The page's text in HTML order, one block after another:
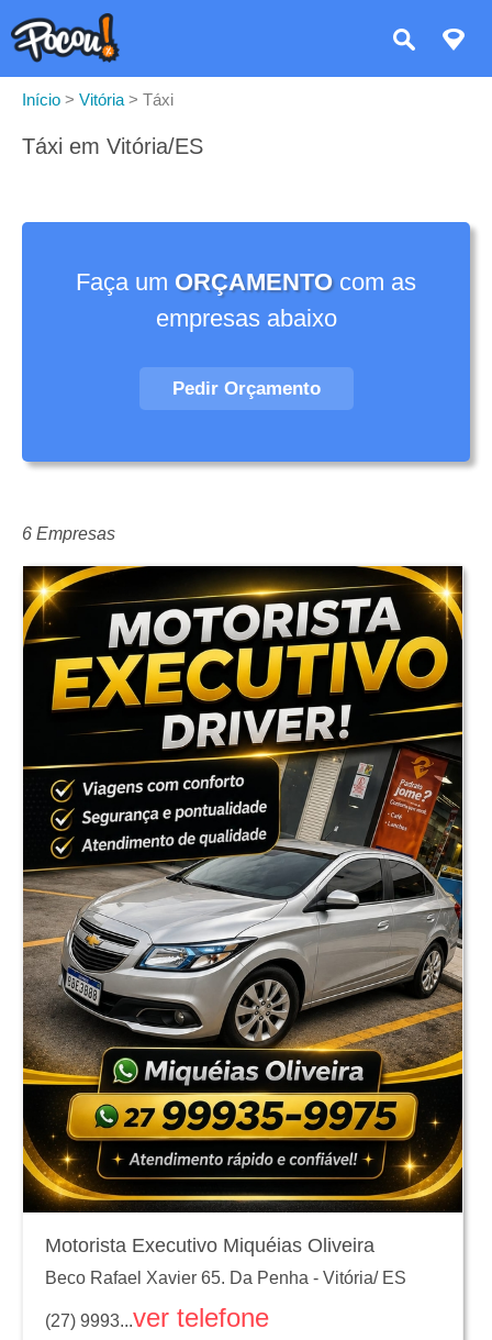
Início > Vitória > Táxi
Táxi em Vitória/ES
Faça um ORÇAMENTOcom as
empresas abaixo
Pedir Orçamento
6 Empresas
Motorista Executivo Miquéias Oliveira
Beco Rafael Xavier 65. Da Penha - Vitória/ ES
(27) 9993...ver telefone